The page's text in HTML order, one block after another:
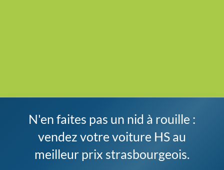
N'en faites pas un nid à rouille :
vendez votre voiture HS au
meilleur prix strasbourgeois.